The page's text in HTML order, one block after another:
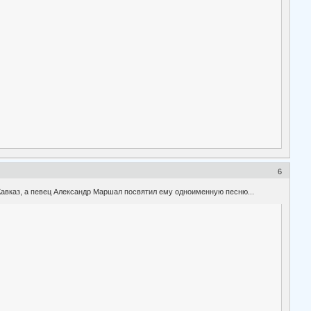
6
а певец Александр Маршал посвятил ему одноименную песню...